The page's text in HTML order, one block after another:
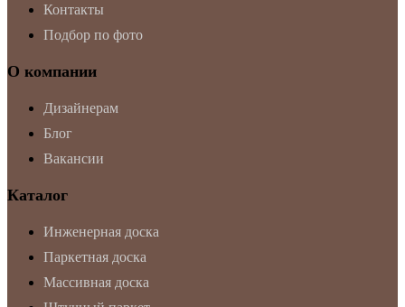
Контакты
Подбор по фото
О компании
Дизайнерам
Блог
Вакансии
Каталог
Инженерная доска
Паркетная доска
Массивная доска